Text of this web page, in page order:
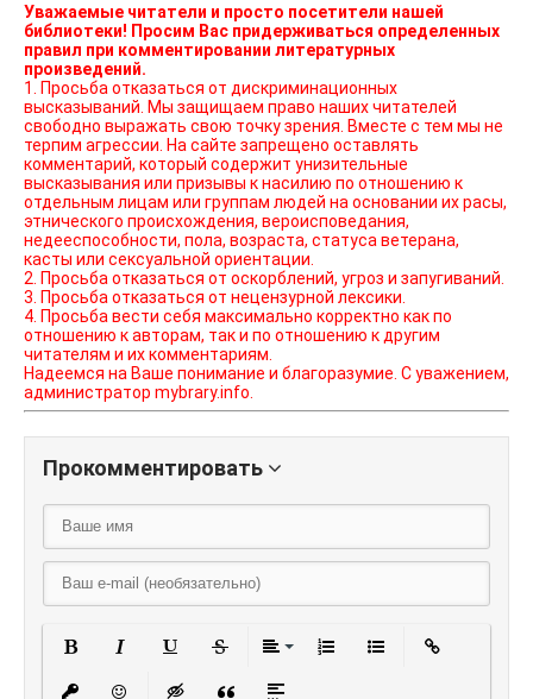
Уважаемые читатели и просто посетители нашей
библиотеки! Просим Вас придерживаться определенных
правил при комментировании литературных
произведений.
1. Просьба отказаться от дискриминационных
высказываний. Мы защищаем право наших читателей
свободно выражать свою точку зрения. Вместе с тем мы не
терпим агрессии. На сайте запрещено оставлять
комментарий, который содержит унизительные
высказывания или призывы к насилию по отношению к
отдельным лицам или группам людей на основании их расы,
этнического происхождения, вероисповедания,
недееспособности, пола, возраста, статуса ветерана,
касты или сексуальной ориентации.
2. Просьба отказаться от оскорблений, угроз и запугиваний.
3. Просьба отказаться от нецензурной лексики.
4. Просьба вести себя максимально корректно как по
отношению к авторам, так и по отношению к другим
читателям и их комментариям.
Надеемся на Ваше понимание и благоразумие. С уважением,
администратор mybrary.info.
Прокомментировать